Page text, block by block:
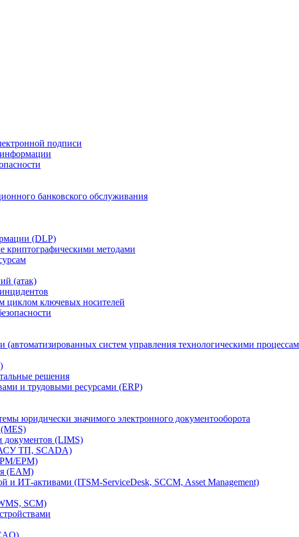
подписи
банковского обслуживания
(DLP)
криптографическими методами
(атак)
циклом ключевых носителей
систем управления технологическими
решения
и трудовыми ресурсами (ERP)
юридически значимого электронного документооборота
документов (LIMS)
(АСУ ТП, SCADA)
EPM)
(EAM)
и ИТ-активами (ITSM-ServiceDesk, SCCM, Asset Management)
SCM)